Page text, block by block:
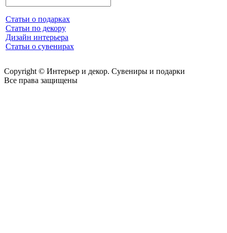
Статьи о подарках
Статьи по декору
Дизайн интерьера
Статьи о сувенирах
Copyright © Интерьер и декор. Сувениры и подарки
Все права защищены